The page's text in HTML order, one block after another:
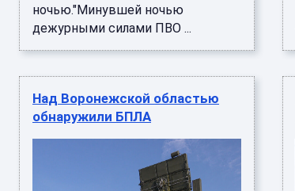
ночью."Минувшей ночью
дежурными силами ПВО ...
Над Воронежской областью
обнаружили БПЛА